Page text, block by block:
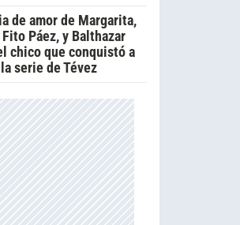
de amor de Margarita,
Páez, y Balthazar
chico que conquistó a
serie de Tévez